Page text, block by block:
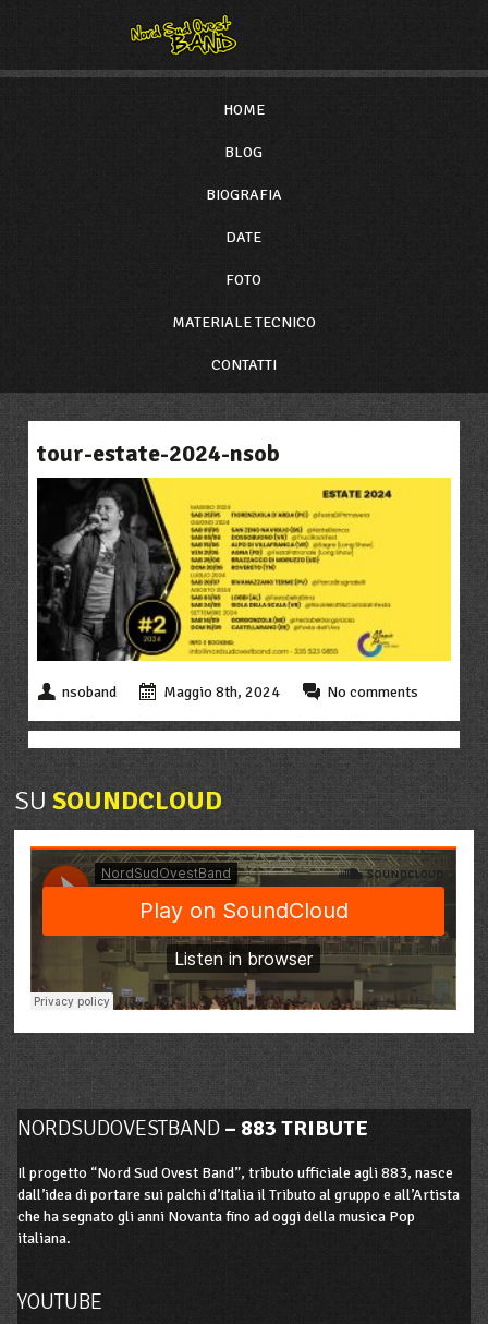
HOME
BLOG
BIOGRAFIA
DATE
FOTO
MATERIALE TECNICO
CONTATTI
tour-estate-2024-nsob
nsoband Maggio 8th, 2024 No comments
SUSOUNDCLOUD
NORDSUDOVESTBAND– 883 TRIBUTE
Il progetto “Nord Sud Ovest Band”, tributo ufficiale agli 883, nasce
dall’idea di portare sui palchi d’Italia il Tributo al gruppo e all’Artista
che ha segnato gli anni Novanta fino ad oggi della musica Pop
italiana.
YOUTUBE